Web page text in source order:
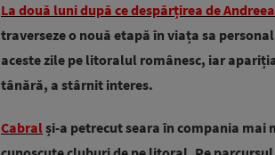
La două luni după ce despărțirea de
traverseze o nouă etapă în viața sa
aceste zile pe litoralul românesc, iar
tânără, a stârnit interes.
Cabralși-a petrecut seara în compania